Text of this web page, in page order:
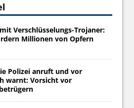
Verschlüsselungs-Trojaner:
Millionen von Opfern
Polizei anruft und vor
warnt: Vorsicht vor